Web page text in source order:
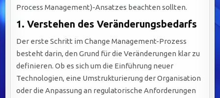
Process Management)-Ansatzes beachten sollten.
1.Verstehen des Veränderungsbedarfs
Der erste Schritt im Change Management-Prozess
besteht darin, den Grund für die Veränderungen klar zu
definieren. Ob es sich um die Einführung neuer
Technologien, eine Umstrukturierung der Organisation
oder die Anpassung an regulatorische Anforderungen